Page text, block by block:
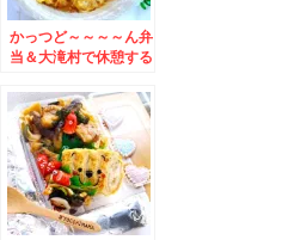
かっつど～～～～ん弁
当＆大滝村で休憩する
大滝名物「きのこ汁」
110円Σ(ﾟДﾟ)は話のタ
ネにも是非♪